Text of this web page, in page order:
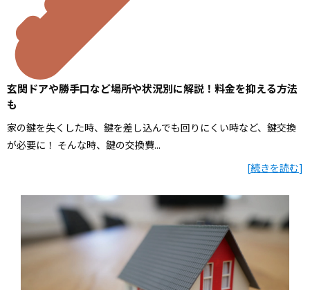
玄関ドアや勝手口など場所や状況別に解説！料金を抑える方法
も
家の鍵を失くした時、鍵を差し込んでも回りにくい時など、鍵交換
が必要に！ そんな時、鍵の交換費...
[続きを読む]